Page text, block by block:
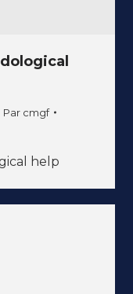
Par cmgf
help